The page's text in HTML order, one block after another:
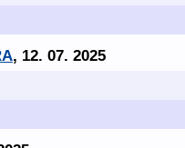
, 12. 07. 2025